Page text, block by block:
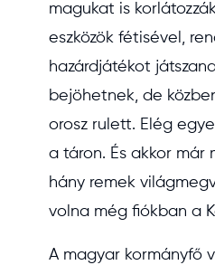
magukat is
eszközök fétisével,
hazárdjátékot
bejöhetnek, de
orosz rulett. Elég
a táron. És akkor már
hány remek
volna még fiókban a
A magyar kormányfő